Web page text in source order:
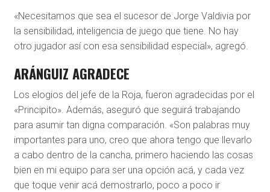
«Necesitamos que sea el sucesor de Jorge Valdivia por
la sensibilidad, inteligencia de juego que tiene. No hay
otro jugador así con esa sensibilidad especial», agregó.
ARÁNGUIZ AGRADECE
Los elogios del jefe de la Roja, fueron agradecidas por el
«Principito». Además, aseguró que seguirá trabajando
para asumir tan digna comparación. «Son palabras muy
importantes para uno, creo que ahora tengo que llevarlo
a cabo dentro de la cancha, primero haciendo las cosas
bien en mi equipo para ser una opción acá, y cada vez
que toque venir acá demostrarlo, poco a poco ir